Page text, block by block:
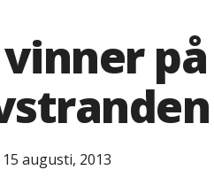
augusti, 2013